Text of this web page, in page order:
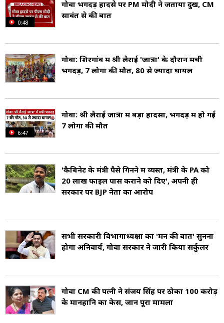
0:48
गोवा भगदड़ हादसे पर PM मोदी ने जताया दुख, CM
सावंत से की बात
गोवा: शिरगांव में श्री लैराई 'जात्रा' के दौरान मची
भगदड़, 7 लोगों की मौत, 80 से ज्यादा घायल
6:47
गोवा: श्री लैराई जात्रा में बड़ा हादसा, भगदड़ में हो गई
7 लोगों की मौत
'कैबिनेट के मंत्री पैसे गिनने में व्यस्त, मंत्री के PA को
20 लाख फाइल पास कराने को दिए', अपनी ही
सरकार पर BJP नेता का आरोप
सभी सरकारी विभागाध्यक्षों का 'मन की बात' सुनना
होगा अनिवार्य, गोवा सरकार ने जारी किया सर्कुलर
गोवा CM की पत्नी ने संजय सिंह पर ठोका ₹100 करोड़
के मानहानि का केस, जानें पूरा मामला